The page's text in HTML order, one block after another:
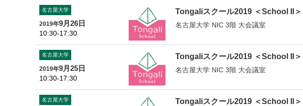
名古屋大学
2019年9月26日
10:30-17:30
Tongaliスクール2019 ＜School II＞
名古屋大学 NIC 3階 大会議室
名古屋大学
2019年9月25日
10:30-17:30
Tongaliスクール2019 ＜School II＞
名古屋大学 NIC 3階 大会議室
名古屋大学 Tongaliスクール2019 ＜School II＞